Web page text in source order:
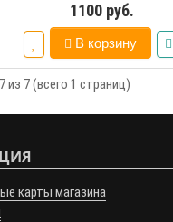
1100 руб.
В корзину
из 7 (всего 1 страниц)
карты магазина